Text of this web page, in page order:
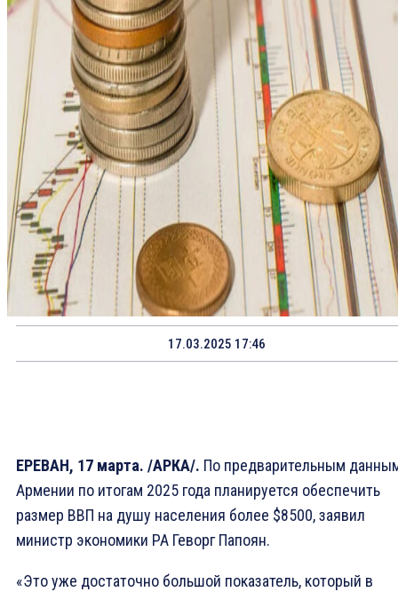
17.03.2025 17:46
ЕРЕВАН, 17 марта. /АРКА/. По предварительным
Армении по итогам 2025 года планируется обеспечить
размер ВВП на душу населения более $8500, заявил
министр экономики РА Геворг Папоян.
«Это уже достаточно большой показатель, который в